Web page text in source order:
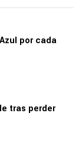
por cada
tras perder